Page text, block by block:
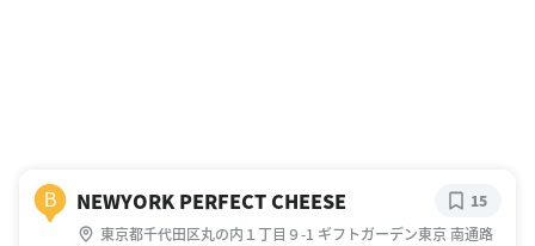
B NEWYORK PERFECT CHEESE
東京都千代田区丸の内１丁目９-1 ギフトガーデン東京 南通路
15